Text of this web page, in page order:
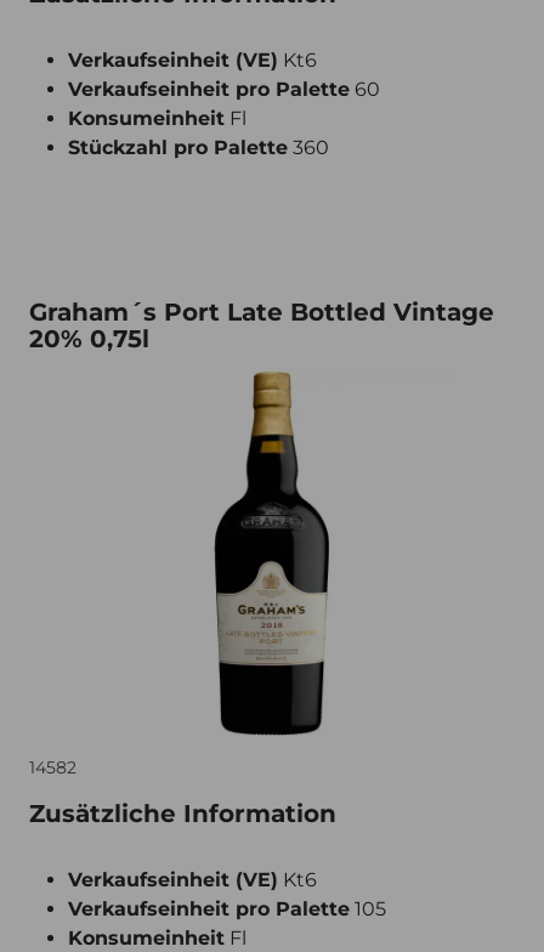
Verkaufseinheit (VE) Kt6
Verkaufseinheit pro Palette 60
Konsumeinheit Fl
Stückzahl pro Palette 360
Graham´s Port Late Bottled Vintage 20% 0,75l
Graham´s Port Late Bottled Vintage
20% 0,75l
14582
Zusätzliche Information
Verkaufseinheit (VE) Kt6
Verkaufseinheit pro Palette 105
Konsumeinheit Fl